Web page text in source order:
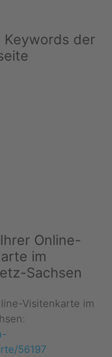
der
Online-
im
Sachsen
Visitenkarte im
56197